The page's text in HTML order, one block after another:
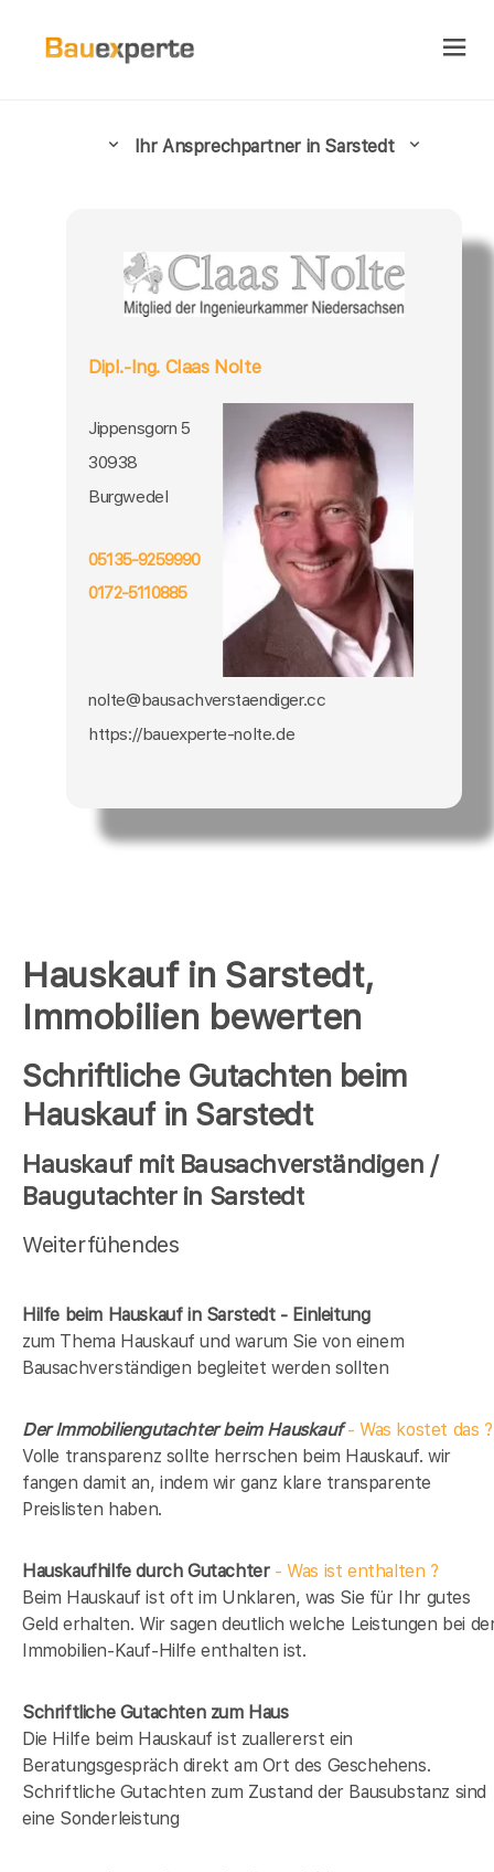
Hauskauf in Sarstedt,
Immobilien bewerten
Schriftliche Gutachten beim
Hauskauf in Sarstedt
Hauskauf mit Bausachverständigen /
Baugutachter in Sarstedt
Weiterfühendes
Hilfe beim Hauskauf in Sarstedt - Einleitung
zum Thema Hauskauf und warum Sie von einem
Bausachverständigen begleitet werden sollten
Der Immobiliengutachter beim Hauskauf- Was kostet das ?
Volle transparenz sollte herrschen beim Hauskauf. wir
fangen damit an, indem wir ganz klare transparente
Preislisten haben.
Hauskaufhilfe durch Gutachter- Was ist enthalten ?
Beim Hauskauf ist oft im Unklaren, was Sie für Ihr gutes
Geld erhalten. Wir sagen deutlich welche Leistungen bei
Immobilien-Kauf-Hilfe enthalten ist.
Schriftliche Gutachten zum Haus
Die Hilfe beim Hauskauf ist zuallererst ein
Beratungsgespräch direkt am Ort des Geschehens.
Schriftliche Gutachten zum Zustand der Bausubstanz sind
eine Sonderleistung
Ihr Ansprechpartner in Sarstedt
Dipl.-Ing. Claas Nolte
Jippensgorn 5
30938
Burgwedel
05135-9259990
0172-5110885
nolte@bausachverstaendiger.cc
https://bauexperte-nolte.de